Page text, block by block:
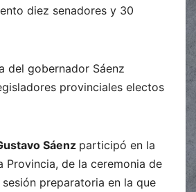
diez senadores y 30
del gobernador Sáenz
provinciales electos
Sáenz participó en la
Provincia, de la ceremonia de
preparatoria en la que